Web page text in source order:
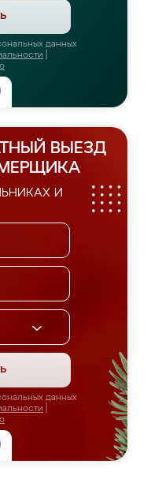
данных
ВЫЕЗД
И
данных